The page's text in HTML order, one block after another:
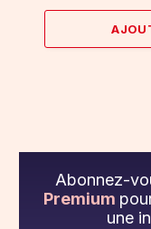
Abonnez-
Premium
une